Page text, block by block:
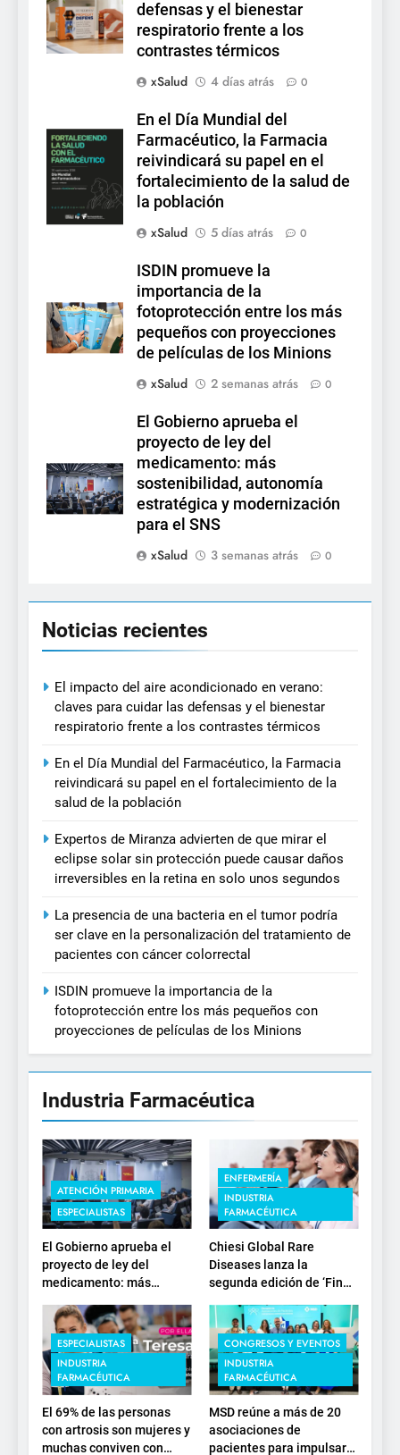
defensas y el bienestar
respiratorio frente a los
contrastes térmicos
xSalud
4 días atrás 0
En el Día Mundial del
Farmacéutico, la Farmacia
reivindicará su papel en el
fortalecimiento de la salud de
la población
xSalud
5 días atrás 0
ISDIN promueve la
importancia de la
fotoprotección entre los más
pequeños con proyecciones
de películas de los Minions
xSalud
2 semanas atrás 0
El Gobierno aprueba el
proyecto de ley del
medicamento: más
sostenibilidad, autonomía
estratégica y modernización
para el SNS
xSalud
3 semanas atrás 0
Noticias recientes
El impacto del aire acondicionado en verano:
claves para cuidar las defensas y el bienestar
respiratorio frente a los contrastes térmicos
En el Día Mundial del Farmacéutico, la Farmacia
reivindicará su papel en el fortalecimiento de la
salud de la población
Expertos de Miranza advierten de que mirar el
eclipse solar sin protección puede causar daños
irreversibles en la retina en solo unos segundos
La presencia de una bacteria en el tumor podría
ser clave en la personalización del tratamiento de
pacientes con cáncer colorrectal
ISDIN promueve la importancia de la
fotoprotección entre los más pequeños con
proyecciones de películas de los Minions
Industria Farmacéutica
ATENCIÓN PRIMARIA
ESPECIALISTAS
El Gobierno aprueba el
proyecto de ley del
medicamento: más
sostenibilidad, autonomía
estratégica y
modernización para el
SNS
ENFERMERÍA
INDUSTRIA
FARMACÉUTICA
Chiesi Global Rare
Diseases lanza la
segunda edición de ‘Find
For Rare’ para impulsar la
investigación en
enfermedades de
depósito lisosomal
ESPECIALISTAS
INDUSTRIA
FARMACÉUTICA
El 69% de las personas
con artrosis son mujeres y
muchas conviven con
CONGRESOS Y EVENTOS
INDUSTRIA
FARMACÉUTICA
MSD reúne a más de 20
asociaciones de
pacientes para impulsar